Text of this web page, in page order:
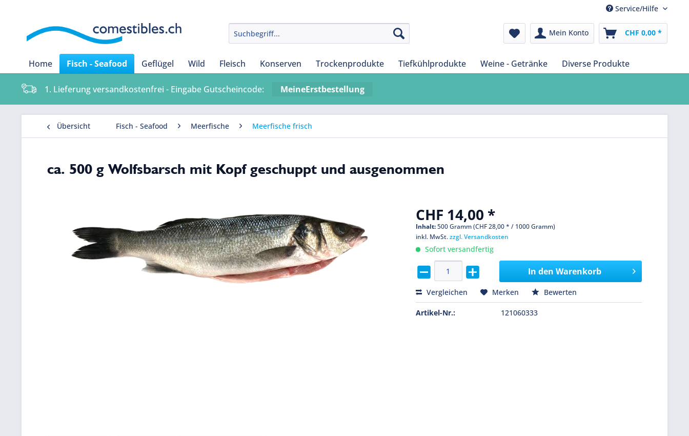
Service/Hilfe
Mein Konto CHF 0,00 *
Home Fisch - Seafood Geflügel Wild Fleisch Konserven Trockenprodukte Tiefkühlprodukte Weine - Getränke Diverse Produkte
1. Lieferung versandkostenfrei - Eingabe Gutscheincode: MeineErstbestellung
Übersicht Fisch - Seafood Meerfische Meerfische frisch
ca. 500 g Wolfsbarsch mit Kopf geschuppt und ausgenommen
CHF 14,00 *
Inhalt:500 Gramm (CHF 28,00 * / 1000 Gramm)
inkl. MwSt.zzgl. Versandkosten
Sofort versandfertig
In den Warenkorb
Vergleichen Merken Bewerten
Artikel-Nr.: 121060333